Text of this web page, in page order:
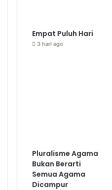
Empat Puluh Hari
3 hari ago
Pluralisme Agama
Bukan Berarti
Semua Agama
Dicampur